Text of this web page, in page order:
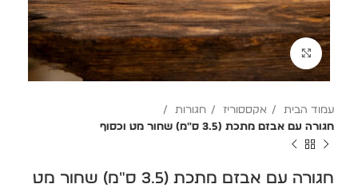
לחץ להגדלה
עמוד הבית אקססוריז
חגורות
חגורה עם אבזם מתכת (3.5 ס"מ) שחור מט וכסוף
חגורה עם אבזם מתכת (3.5 ס"מ) שחור מט